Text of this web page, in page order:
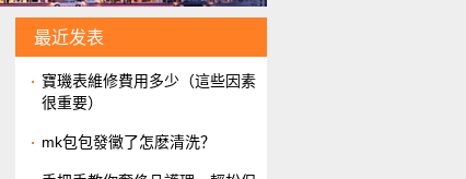
最近发表
​寶璣表維修費用多少（這些因素
很重要）
​mk包包發黴了怎麽清洗？